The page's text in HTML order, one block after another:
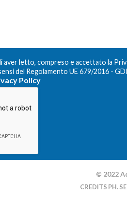
aver letto, compreso e accettato la
del Regolamento UE 679/2016 -
Policy
© 2022
CREDITS PH.